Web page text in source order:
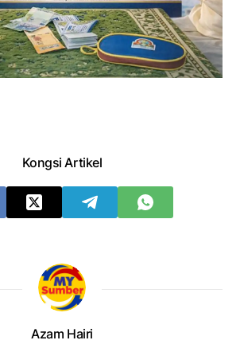
Kongsi Artikel
Azam Hairi